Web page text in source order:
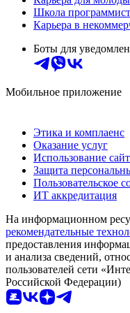
Школа
Карьера в
Боты для
Мобильное приложение
Этика и комплаенс
Оказание услуг
Использование
Защита
Пользовательское
ИТ аккредитация
На информационном
рекомендательные
предоставления
и анализа сведений,
пользователей сети
Российской Федерации)